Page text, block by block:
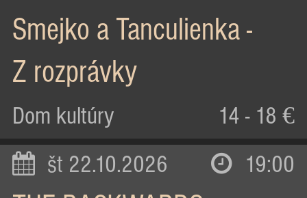
Smejko a Tanculienka -
Z rozprávky
Dom kultúry 14 - 18 €
št 22.10.2026 19:00